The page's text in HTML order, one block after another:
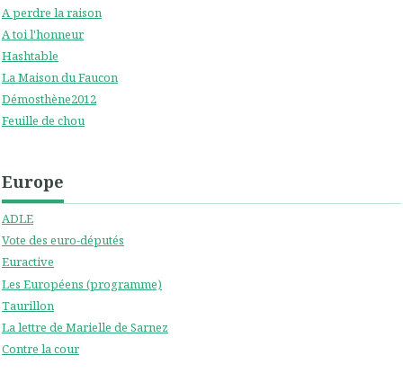
A perdre la raison
A toi l'honneur
Hashtable
La Maison du Faucon
Démosthène2012
Feuille de chou
Europe
ADLE
Vote des euro-députés
Euractive
Les Européens (programme)
Taurillon
La lettre de Marielle de Sarnez
Contre la cour